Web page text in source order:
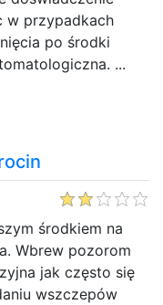
w przypadkach
po środki
...
środkiem na
Wbrew pozorom
jak często się
wszczepów